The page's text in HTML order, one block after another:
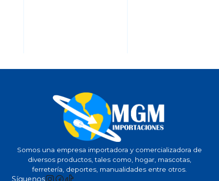
Somos una empresa importadora y comercializadora de
diversos productos, tales como, hogar, mascotas,
ferretería, deportes, manualidades entre otros.
Síguenos